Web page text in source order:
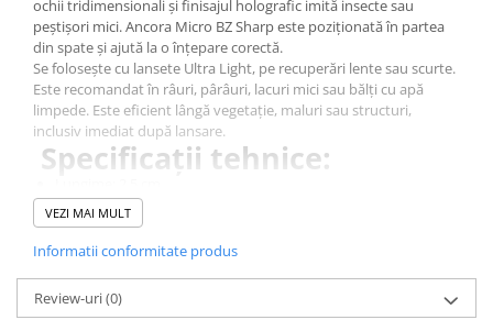
ochii tridimensionali și finisajul holografic imită insecte sau
peștișori mici. Ancora Micro BZ Sharp este poziționată în partea
din spate și ajută la o înțepare corectă.
Se folosește cu lansete Ultra Light, pe recuperări lente sau scurte.
Este recomandat în râuri, pârâuri, lacuri mici sau bălți cu apă
limpede. Este eficient lângă vegetație, maluri sau structuri,
inclusiv imediat după lansare.
Specificații tehnice:
Greutate: 1,5 g
Tip nălucă: micro vobler
Categorie: Ultra Light
Specii vizate: clean, păstrăv, biban
VEZI MAI MULT
Informatii conformitate produs
Review-uri(0)